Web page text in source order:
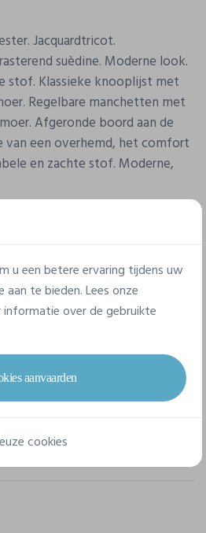
Jacquardtricot.
suèdine. Moderne look.
stof. Klassieke knooplijst met
Regelbare manchetten met
Afgeronde boord aan de
van een overhemd, het comfort
en zachte stof. Moderne,
u een betere ervaring tijdens uw
te bieden. Lees onze
over de gebruikte
aanvaarden
cookies